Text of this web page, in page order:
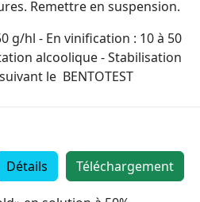
Remettre en suspension.
g/hl - En vinification : 10 à 50
alcoolique - Stabilisation
le BENTOTEST
Téléchargement
Détails